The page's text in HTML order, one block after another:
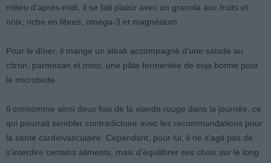
milieu d’après-midi, il se fait plaisir avec un granola aux fruits et
noix, riche en fibres, oméga-3 et magnésium.
Pour le dîner, il mange un steak accompagné d’une salade au
citron, parmesan et miso, une pâte fermentée de soja bonne pour
le microbiote.
Il consomme ainsi deux fois de la viande rouge dans la journée, ce
qui pourrait sembler contradictoire avec les recommandations pour
la santé cardiovasculaire. Cependant, pour lui, il ne s’agit pas de
s’interdire certains aliments, mais d’équilibrer ses choix sur le long